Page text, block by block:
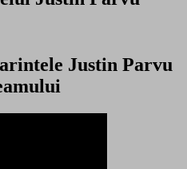
Justin Parvu